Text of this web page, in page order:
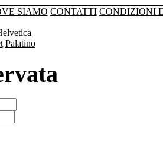
SIAMO CONTATTI CONDIZIONI
Palatino